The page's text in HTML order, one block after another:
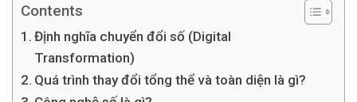
Contents
Định nghĩa chuyển đổi số (Digital
Transformation)
Quá trình thay đổi tổng thể và toàn diện là gì?